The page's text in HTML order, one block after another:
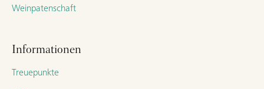
Weinpatenschaft
Informationen
Treuepunkte